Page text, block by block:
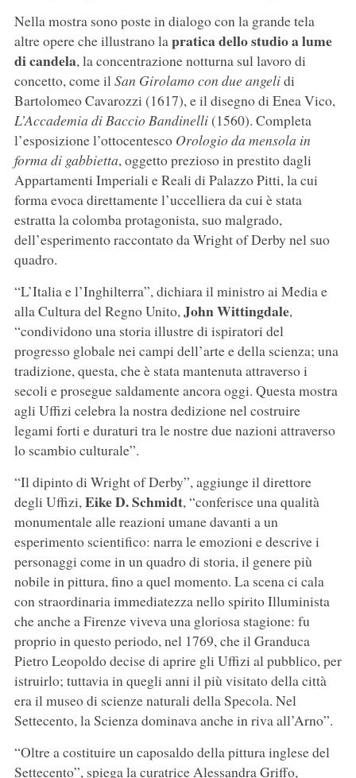
Nella mostra sono poste in dialogo con la grande tela
altre opere che illustrano lapratica dello studio a lume
di candela, la concentrazione notturna sul lavoro di
concetto, come ilSan Girolamo con due angelidi
Bartolomeo Cavarozzi (1617), e il disegno di Enea Vico,
L’Accademia di Baccio Bandinelli(1560). Completa
l’esposizione l’ottocentesco Orologio da mensola in
forma di gabbietta, oggetto prezioso in prestito dagli
Appartamenti Imperiali e Reali di Palazzo Pitti, la cui
forma evoca direttamente l’uccelliera da cui è stata
estratta la colomba protagonista, suo malgrado,
dell’esperimento raccontato da Wright of Derby nel suo
quadro.
“L’Italia e l’Inghilterra”, dichiara il ministro ai Media e
alla Cultura del Regno Unito,John Wittingdale,
“condividono una storia illustre di ispiratori del
progresso globale nei campi dell’arte e della scienza; una
tradizione, questa, che è stata mantenuta attraverso i
secoli e prosegue saldamente ancora oggi. Questa mostra
agli Uffizi celebra la nostra dedizione nel costruire
legami forti e duraturi tra le nostre due nazioni attraverso
lo scambio culturale”.
“Il dipinto di Wright of Derby”, aggiunge il direttore
degli Uffizi,Eike D. Schmidt, “conferisce una qualità
monumentale alle reazioni umane davanti a un
esperimento scientifico: narra le emozioni e descrive i
personaggi come in un quadro di storia, il genere più
nobile in pittura, fino a quel momento. La scena ci cala
con straordinaria immediatezza nello spirito Illuminista
che anche a Firenze viveva una gloriosa stagione: fu
proprio in questo periodo, nel 1769, che il Granduca
Pietro Leopoldo decise di aprire gli Uffizi al pubblico, per
istruirlo; tuttavia in quegli anni il più visitato della città
era il museo di scienze naturali della Specola. Nel
Settecento, la Scienza dominava anche in riva all’Arno”.
“Oltre a costituire un caposaldo della pittura inglese del
Settecento”, spiega la curatrice Alessandra Griffo,